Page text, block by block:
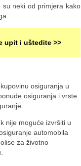
su neki od primjera kako
upit i uštedite >>
osiguranja u
osiguranja i vrste
nije moguće izvršiti u
automobila
za životno